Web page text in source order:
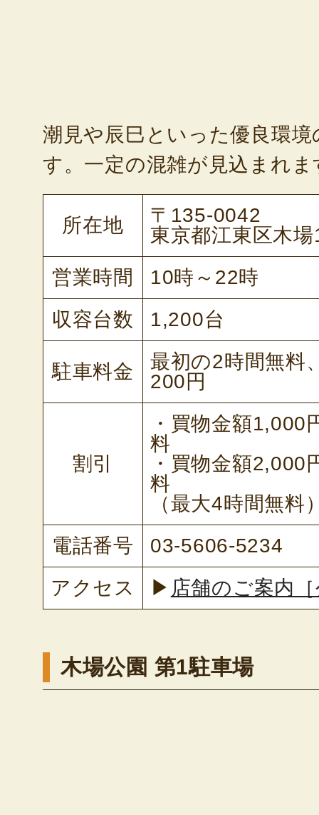
潮見や辰巳といった優良環
す。一定の混雑が見込まれま
所在地
〒135-0042
東京都江東区木
営業時間
10時～22時
収容台数
1,200台
駐車料金
最初の2時間無料
200円
割引
・買物金額1,000
料
・買物金額2,000
料
（最大4時間無料
電話番号
03-5606-5234
アクセス
▶ 店舗のご案内
木場公園 第1駐車場